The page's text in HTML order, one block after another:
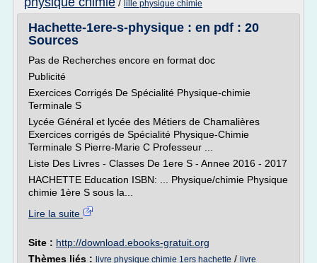
/ lille physique chimie
Hachette-1ere-s-physique : en pdf : 20
Sources
Pas de Recherches encore en format doc
Publicité
Exercices Corrigés De Spécialité Physique-chimie
Terminale S
Lycée Général et lycée des Métiers de Chamalières
Exercices corrigés de Spécialité Physique-Chimie
Terminale S Pierre-Marie C Professeur ...
Liste Des Livres - Classes De 1ere S - Annee 2016 - 2017
HACHETTE Education ISBN: ... Physique/chimie Physique
chimie 1ère S sous la...
Lire la suite
Site : http://download.ebooks-gratuit.org
Thèmes liés : livre physique chimie 1ers hachette / livre